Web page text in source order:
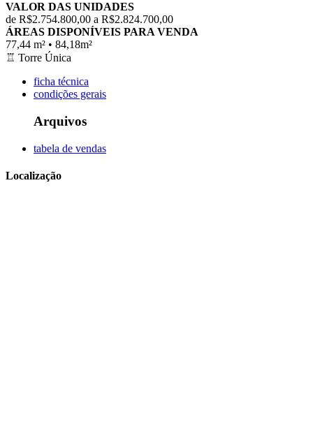
VALOR DAS UNIDADES
de R$2.754.800,00 a R$2.824.700,00
ÁREAS DISPONÍVEIS PARA VENDA
77,44 m² • 84,18m²
♖ Torre Única
ficha técnica
condições gerais
Arquivos
tabela de vendas
Localização